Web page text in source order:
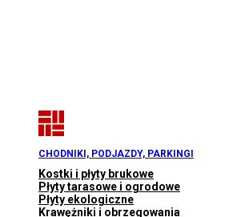
CHODNIKI, PODJAZDY, PARKINGI
Kostki i płyty brukowe
Płyty tarasowe i ogrodowe
Płyty ekologiczne
Krawężniki i obrzegowania